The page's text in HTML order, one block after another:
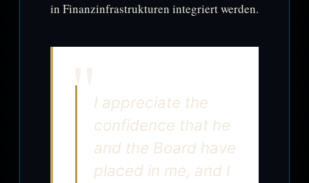
in Finanzinfrastrukturen integriert werden.
I appreciate the
confidence that he
and the Board have
placed in me, and I